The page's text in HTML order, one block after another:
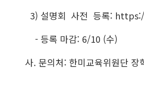
3) 설명회 사전 등록:
- 등록 마감: 6/10 (수)
사. 문의처: 한미교육위원단 장